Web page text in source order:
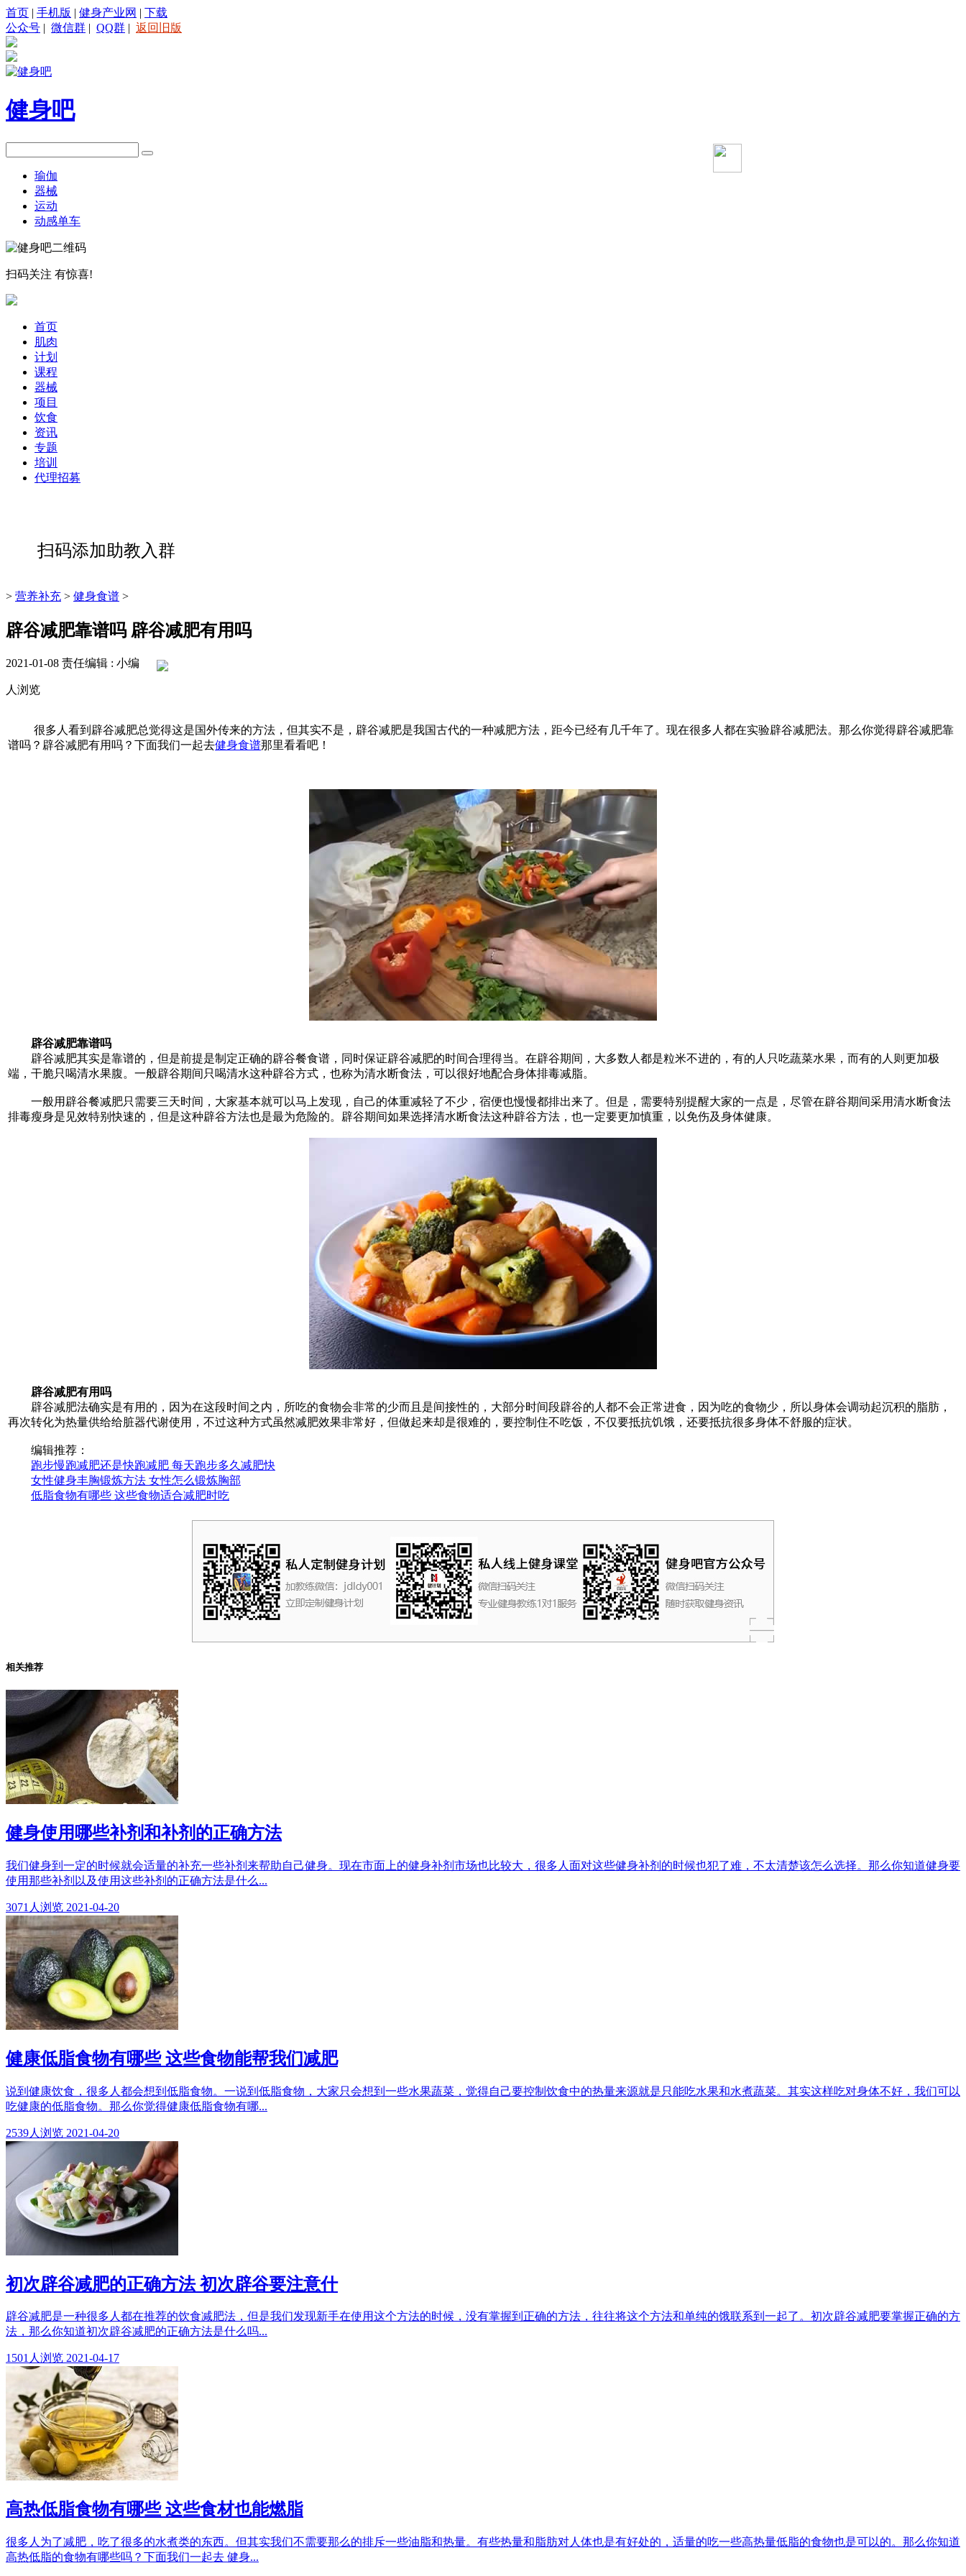
首页 | 手机版 | 健身产业网 | 下载
公众号 | 微信群 | QQ群 | 返回旧版
健身吧
瑜伽
器械
运动
动感单车
扫码关注 有惊喜!
首页
肌肉
计划
课程
器械
项目
饮食
资讯
专题
培训
代理招募
扫码添加助教入群
> 营养补充 > 健身食谱 >
辟谷减肥靠谱吗 辟谷减肥有用吗
2021-01-08 责任编辑 : 小编
人浏览
很多人看到辟谷减肥总觉得这是国外传来的方法，但其实不是，辟谷减肥是我国古代的一种减肥方法，距今已经有几千年了。现在很多人都在实验辟谷减肥法。那么你觉得辟谷减肥靠
谱吗？辟谷减肥有用吗？下面我们一起去健身食谱那里看看吧！
辟谷减肥靠谱吗
辟谷减肥其实是靠谱的，但是前提是制定正确的辟谷餐食谱，同时保证辟谷减肥的时间合理得当。在辟谷期间，大多数人都是粒米不进的，有的人只吃蔬菜水果，而有的人则更加极
端，干脆只喝清水果腹。一般辟谷期间只喝清水这种辟谷方式，也称为清水断食法，可以很好地配合身体排毒减脂。
一般用辟谷餐减肥只需要三天时间，大家基本就可以马上发现，自己的体重减轻了不少，宿便也慢慢都排出来了。但是，需要特别提醒大家的一点是，尽管在辟谷期间采用清水断食法
排毒瘦身是见效特别快速的，但是这种辟谷方法也是最为危险的。辟谷期间如果选择清水断食法这种辟谷方法，也一定要更加慎重，以免伤及身体健康。
辟谷减肥有用吗
辟谷减肥法确实是有用的，因为在这段时间之内，所吃的食物会非常的少而且是间接性的，大部分时间段辟谷的人都不会正常进食，因为吃的食物少，所以身体会调动起沉积的脂肪，
再次转化为热量供给给脏器代谢使用，不过这种方式虽然减肥效果非常好，但做起来却是很难的，要控制住不吃饭，不仅要抵抗饥饿，还要抵抗很多身体不舒服的症状。
编辑推荐：
跑步慢跑减肥还是快跑减肥 每天跑步多久减肥快
女性健身丰胸锻炼方法 女性怎么锻炼胸部
低脂食物有哪些 这些食物适合减肥时吃
相关推荐
健身使用哪些补剂和补剂的正确方法
我们健身到一定的时候就会适量的补充一些补剂来帮助自己健身。现在市面上的健身补剂市场也比较大，很多人面对这些健身补剂的时候也犯了难，不太清楚该怎么选择。那么你知道健身要
使用那些补剂以及使用这些补剂的正确方法是什么...
3071 人浏览 2021-04-20
健康低脂食物有哪些 这些食物能帮我们减肥
说到健康饮食，很多人都会想到低脂食物。一说到低脂食物，大家只会想到一些水果蔬菜，觉得自己要控制饮食中的热量来源就是只能吃水果和水煮蔬菜。其实这样吃对身体不好，我们可以
吃健康的低脂食物。那么你觉得健康低脂食物有哪...
2539人浏览 2021-04-20
初次辟谷减肥的正确方法 初次辟谷要注意什
辟谷减肥是一种很多人都在推荐的饮食减肥法，但是我们发现新手在使用这个方法的时候，没有掌握到正确的方法，往往将这个方法和单纯的饿联系到一起了。初次辟谷减肥要掌握正确的方
法，那么你知道初次辟谷减肥的正确方法是什么吗...
1501人浏览 2021-04-17
高热低脂食物有哪些 这些食材也能燃脂
很多人为了减肥，吃了很多的水煮类的东西。但其实我们不需要那么的排斥一些油脂和热量。有些热量和脂肪对人体也是有好处的，适量的吃一些高热量低脂的食物也是可以的。那么你知道
高热低脂的食物有哪些吗？下面我们一起去 健身...